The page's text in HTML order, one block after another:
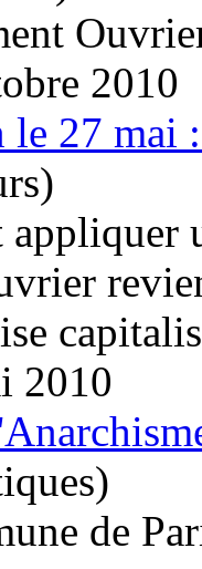
2010
27 mai
appliquer
2010
de